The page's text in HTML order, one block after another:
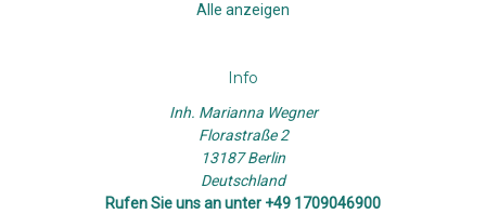
Alle anzeigen
Info
Inh. Marianna Wegner
Florastraße 2
13187 Berlin
Deutschland
Rufen Sie uns an unter +49 1709046900